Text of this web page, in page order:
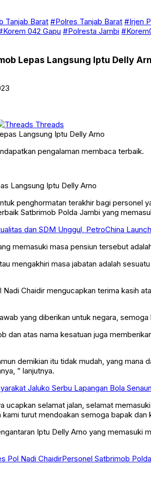
Tanjab Barat #Polres Tanjab Barat #Irjen
042 Gapu #Polresta Jambi
Lepas Langsung Iptu Delly
Threads
pengalaman membaca terbaik.
Langsung Iptu Delly Arno
penghormatan terakhir bagi personel
Satbrimob Polda Jambi yang
dan SDM Unggul, PetroChina
memasuki masa pensiun tersebut
mengakhiri masa jabatan adalah
Chaidir mengucapkan terima kasih
yang diberikan untuk negara,
dan atas nama kesatuan juga
demikian itu tidak mudah, yang
” lanjutnya.
Jaluko Serbu Lapangan Bola
ucapkan selamat jalan, selamat
turut mendoakan semoga bapak
Iptu Delly Arno yang
Pol Nadi ChaidirPersonel Satbrimob